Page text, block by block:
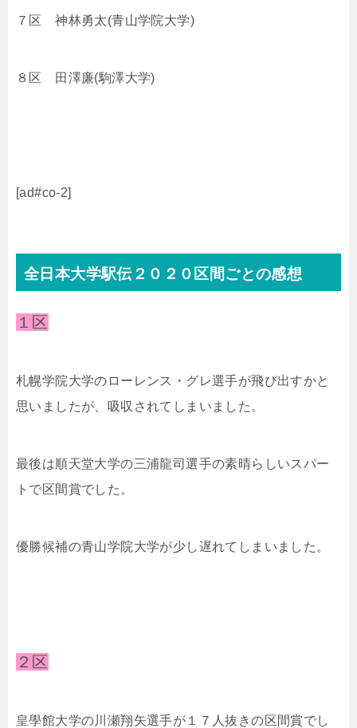
７区 神林勇太(青山学院大学)
８区 田澤廉(駒澤大学)
[ad#co-2]
全日本大学駅伝２０２０区間ごとの感想
１区
札幌学院大学のローレンス・グレ選手が飛び出すかと
思いましたが、吸収されてしまいました。
最後は順天堂大学の三浦龍司選手の素晴らしいスパー
トで区間賞でした。
優勝候補の青山学院大学が少し遅れてしまいました。
２区
皇學館大学の川瀬翔矢選手が１７人抜きの区間賞でし